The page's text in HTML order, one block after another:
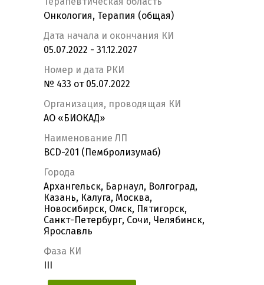
Онкология, Терапия (общая)
Дата начала и окончания КИ
05.07.2022 - 31.12.2027
Номер и дата РКИ
№ 433 от 05.07.2022
Организация, проводящая КИ
АО «БИОКАД»
Наименование ЛП
BCD-201 (Пембролизумаб)
Города
Архангельск, Барнаул, Волгоград,
Казань, Калуга, Москва,
Новосибирск, Омск, Пятигорск,
Санкт-Петербург, Сочи, Челябинск,
Ярославль
Фаза КИ